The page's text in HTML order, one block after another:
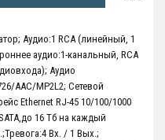
Аудио:1 RCA (линейный, 1
аудио:1-канальный, RCA
Аудио
AAC/MP2L2; Сетевой
Ethernet RJ-45 10/100/1000
16 Тб на каждый
Вх. / 1 Вых.;